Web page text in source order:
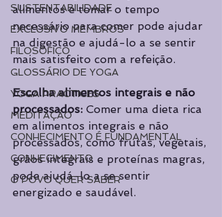
SUSTENTABILIDADE
EXCLUSIVO MEMBROS
FILOSÓFICO
GLOSSÁRIO DE YOGA
YOGA PRACTICES
MEDITAÇÃO
CONHECIMENTO É FUNDAMENTAL
CONHECIMENTO
O POVO QUER SABER
alimentos e tomar o tempo
necessário para comer pode ajudar
na digestão e ajudá-lo a se sentir
mais satisfeito com a refeição.
Escolha alimentos integrais e não
processados: Comer uma dieta rica
em alimentos integrais e não
processados, como frutas, vegetais,
grãos integrais e proteínas magras,
pode ajudá-lo a se sentir
energizado e saudável.